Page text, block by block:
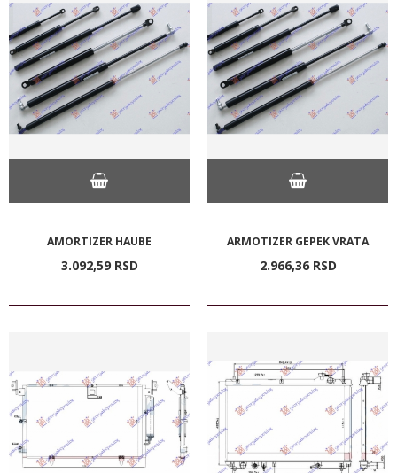
AMORTIZER HAUBE
3.092,59 RSD
ARMOTIZER GEPEK VRATA
2.966,36 RSD